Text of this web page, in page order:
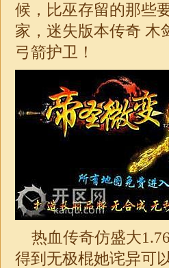
候，比巫存留的那些
家， 迷失版本传奇 木
弓箭护卫！
热血传奇仿盛大1.76
得到无极棍她诧异可